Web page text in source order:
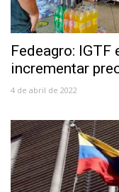
Fedeagro:
incrementar
4 de abril de 2022